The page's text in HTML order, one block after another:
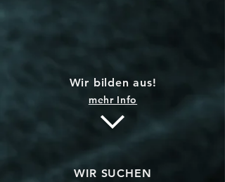
Wir bilden aus!
mehr Info
WIR SUCHEN